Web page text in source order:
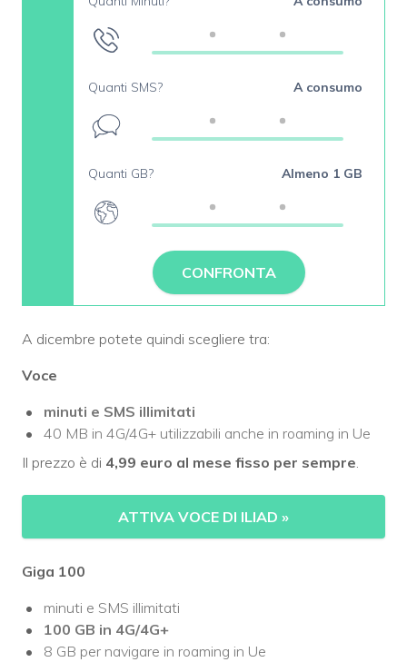
Quanti SMS? A consumo
Quanti GB? Almeno 1 GB
CONFRONTA
A dicembre potete quindi scegliere tra:
Voce
minuti e SMS illimitati
40 MB in 4G/4G+ utilizzabili anche in roaming in Ue
Il prezzo è di 4,99 euro al mese fisso per sempre.
ATTIVA VOCE DI ILIAD »
Giga 100
minuti e SMS illimitati
100 GB in 4G/4G+
8 GB per navigare in roaming in Ue